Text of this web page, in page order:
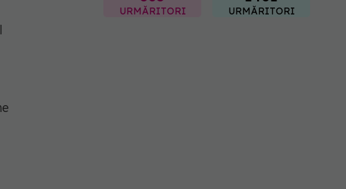
URMĂRITORI URMĂRITORI